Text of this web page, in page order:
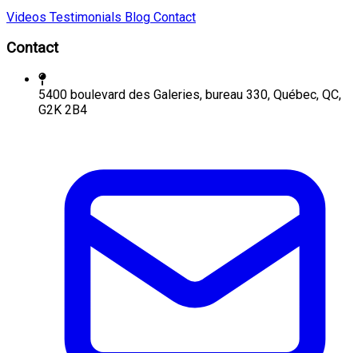
Videos Testimonials Blog Contact
Contact
5400 boulevard des Galeries, bureau 330, Québec, QC,
G2K 2B4